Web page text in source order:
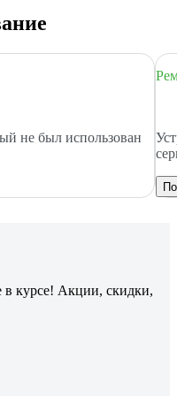
не был использован
в курсе! Акции, скидки,